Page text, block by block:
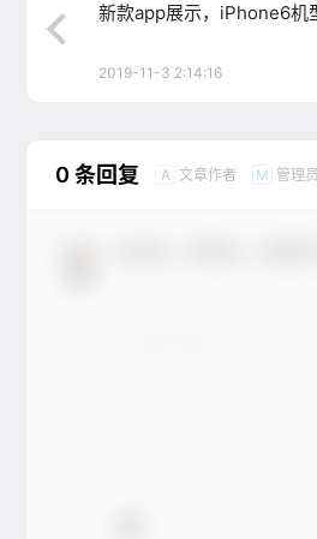
新款app展示，iPhone6机
2019-11-3 2:14:16
0 条回复 A 文章作者 M 管理员